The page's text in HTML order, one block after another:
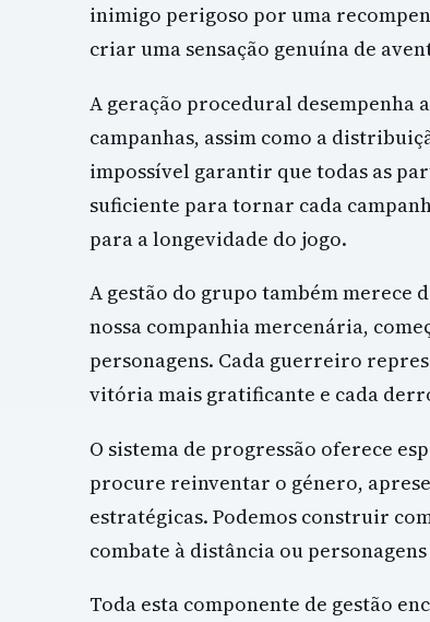
inimigo perigoso por uma
criar uma sensação genuína de
A geração procedural desempenha
campanhas, assim como a
impossível garantir que todas as
suficiente para tornar cada
para a longevidade do jogo.
A gestão do grupo também merece
nossa companhia mercenária,
personagens. Cada guerreiro
vitória mais gratificante e cada
O sistema de progressão oferece
procure reinventar o género,
estratégicas. Podemos construir
combate à distância ou
Toda esta componente de gestão